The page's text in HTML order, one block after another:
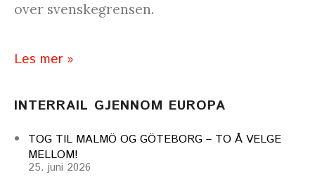
over svenskegrensen.
Les mer »
INTERRAIL GJENNOM EUROPA
TOG TIL MALMÖ OG GÖTEBORG – TO Å VELGE
MELLOM!
25. juni 2026